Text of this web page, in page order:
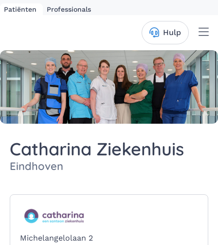
Patiënten Professionals
Hulp
Catharina Ziekenhuis
Eindhoven
Michelangelolaan 2